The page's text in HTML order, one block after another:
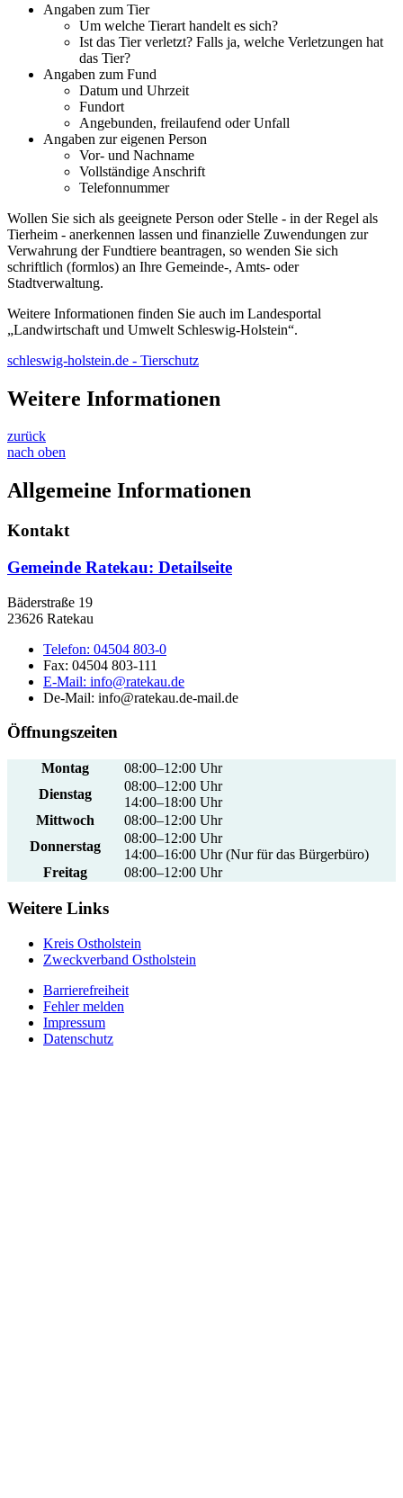
Angaben zum Tier
Um welche Tierart handelt es sich?
Ist das Tier verletzt? Falls ja, welche Verletzungen hat
das Tier?
Angaben zum Fund
Datum und Uhrzeit
Fundort
Angebunden, freilaufend oder Unfall
Angaben zur eigenen Person
Vor‐ und Nachname
Vollständige Anschrift
Telefonnummer
Wollen Sie sich als geeignete Person oder Stelle - in der Regel als
Tierheim - anerkennen lassen und finanzielle Zuwendungen zur
Verwahrung der Fundtiere beantragen, so wenden Sie sich
schriftlich (formlos) an Ihre Gemeinde-, Amts- oder
Stadtverwaltung.
Weitere Informationen finden Sie auch im Landesportal
„Landwirtschaft und Umwelt Schleswig-Holstein“.
schleswig-holstein.de - Tierschutz
Weitere Informationen
zurück
nach oben
Allgemeine Informationen
Kontakt
Gemeinde Ratekau: Detailseite
Bäderstraße 19
23626 Ratekau
Telefon: 04504 803-0
Fax: 04504 803-111
E-Mail: info@ratekau.de
De-Mail: info@ratekau.de-mail.de
Öffnungszeiten
Montag
08:00–12:00 Uhr
Dienstag
08:00–12:00 Uhr
14:00–18:00 Uhr
Mittwoch
08:00–12:00 Uhr
Donnerstag
08:00–12:00 Uhr
14:00–16:00 Uhr (Nur für das Bürgerbüro)
Freitag
08:00–12:00 Uhr
Weitere Links
Kreis Ostholstein
Zweckverband Ostholstein
Barrierefreiheit
Fehler melden
Impressum
Datenschutz